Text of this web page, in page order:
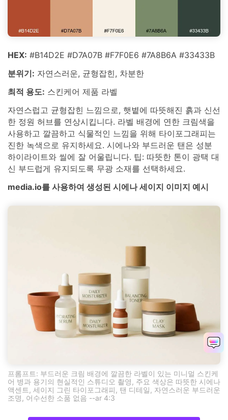
HEX: #B14D2E #D7A07B #F7F0E6 #7A8B6A #33433B
분위기: 자연스러운, 균형잡힌, 차분한
최적 용도: 스킨케어 제품 라벨
자연스럽고 균형잡힌 느낌으로, 햇볕에 따뜻해진 흙과 신선
한 정원 허브를 연상시킵니다. 라벨 배경에 연한 크림색을
사용하고 깔끔하고 식물적인 느낌을 위해 타이포그래피는
진한 녹색으로 유지하세요. 시에나와 부드러운 탠은 성분
하이라이트와 씰에 잘 어울립니다. 팁: 따뜻한 톤이 광택 대
신 부드럽게 유지되도록 무광 소재를 선택하세요.
media.io를 사용하여 생성된 시에나 세이지 이미지 예시
프롬프트: 부드러운 크림 배경에 깔끔한 라벨이 있는 미니멀 스킨케
어 병과 용기의 현실적인 스튜디오 촬영, 주요 색상은 따뜻한 시에나
액센트, 세이지 그린 타이포그래피, 탠 디테일, 자연스러운 부드러운
조명, 어수선한 소품 없음 --ar 4:3